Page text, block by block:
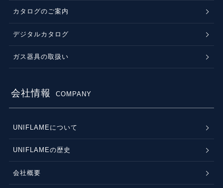
カタログのご案内
デジタルカタログ
ガス器具の取扱い
会社情報 COMPANY
UNIFLAMEについて
UNIFLAMEの歴史
会社概要